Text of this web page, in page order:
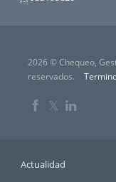
2026 © Chequeo,
reservados.
𝕏
Actualidad